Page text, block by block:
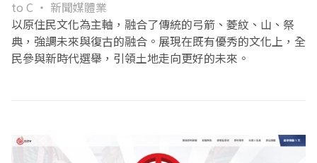
金流申請 Payment
聯絡我們 Contact
to C 新聞媒體業
以原住民文化為主軸，融合了傳統的弓箭、菱紋、山、祭
典，強調未來與復古的融合。展現在既有優秀的文化上，全
民參與新時代選舉，引領土地走向更好的未來。